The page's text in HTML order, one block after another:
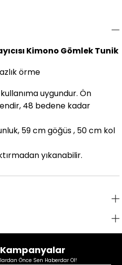
Kimono Gömlek Tunik
örme
uygundur. Ön
48 bedene kadar
59 cm göğüs , 50 cm kol
yıkanabilir.
Kampanyalar
Önce Sen Haberdar Ol!